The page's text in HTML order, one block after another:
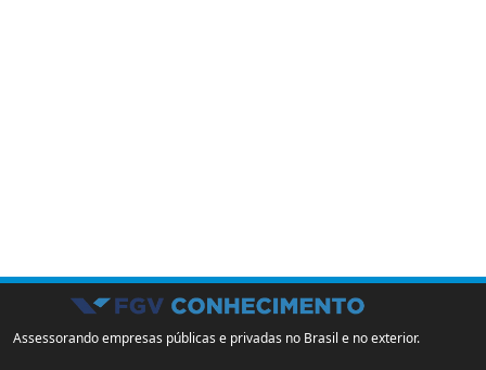
Assessorando empresas públicas e privadas no Brasil e no exterior.